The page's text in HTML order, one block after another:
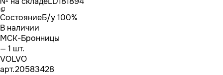
СостояниеБ/у 100%
В наличии
МСК-Бронницы
— 1 шт.
VOLVO
арт.20583428